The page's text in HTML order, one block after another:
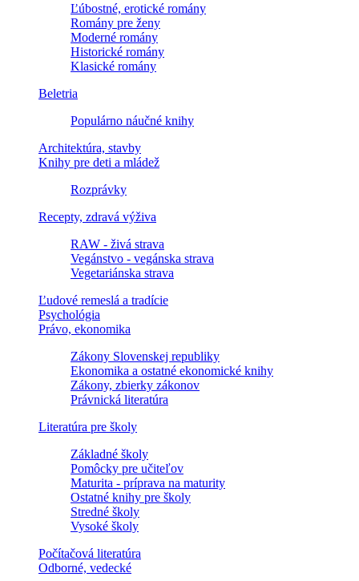
Ľúbostné, erotické romány
Romány pre ženy
Moderné romány
Historické romány
Klasické romány
Beletria
Populárno náučné knihy
Architektúra, stavby
Knihy pre deti a mládež
Rozprávky
Recepty, zdravá výživa
RAW - živá strava
Vegánstvo - vegánska strava
Vegetariánska strava
Ľudové remeslá a tradície
Psychológia
Právo, ekonomika
Zákony Slovenskej republiky
Ekonomika a ostatné ekonomické knihy
Zákony, zbierky zákonov
Právnická literatúra
Literatúra pre školy
Základné školy
Pomôcky pre učiteľov
Maturita - príprava na maturity
Ostatné knihy pre školy
Stredné školy
Vysoké školy
Počítačová literatúra
Odborné, vedecké